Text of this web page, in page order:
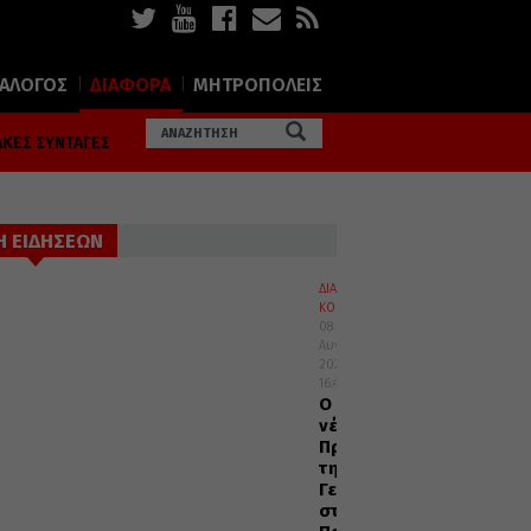
ΔΙΑΦΟΡΑ ΜΗΤΡΟΠΟΛΕΙΣ
ΣΥΝΤΑΓΕΣ
ΕΙΔΗΣΕΩΝ
ΔΙΑΦΟΡΑ
ΚΟΣΜΟΣ
08
Αυγούστου
2026
16:45
Ο
νέος
Πρέσβυς
της
Γεωργίας
στο